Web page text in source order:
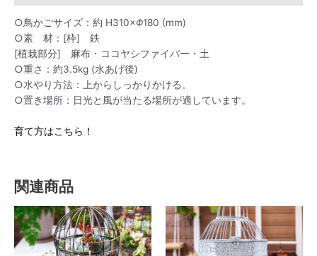
○鳥かごサイズ：約 H310×Φ180 (mm)
○素 材：[枠] 鉄
[植栽部分] 麻布・ココヤシファイバー・土
○重さ：約3.5kg (水あげ後)
○水やり方法：上からしっかりかける。
○置き場所：日光と風が当たる場所が適しています。
育て方はこちら！
関連商品